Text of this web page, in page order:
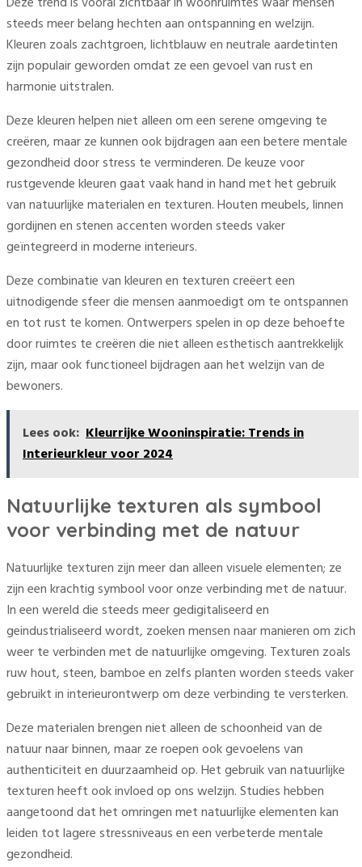
steeds meer belang hechten aan ontspanning en welzijn.
Kleuren zoals zachtgroen, lichtblauw en neutrale aardetinten
zijn populair geworden omdat ze een gevoel van rust en
harmonie uitstralen.
Deze kleuren helpen niet alleen om een serene omgeving te
creëren, maar ze kunnen ook bijdragen aan een betere mentale
gezondheid door stress te verminderen. De keuze voor
rustgevende kleuren gaat vaak hand in hand met het gebruik
van natuurlijke materialen en texturen. Houten meubels, linnen
gordijnen en stenen accenten worden steeds vaker
geïntegreerd in moderne interieurs.
Deze combinatie van kleuren en texturen creëert een
uitnodigende sfeer die mensen aanmoedigt om te ontspannen
en tot rust te komen. Ontwerpers spelen in op deze behoefte
door ruimtes te creëren die niet alleen esthetisch aantrekkelijk
zijn, maar ook functioneel bijdragen aan het welzijn van de
bewoners.
Lees ook: Kleurrijke Wooninspiratie: Trends in
Interieurkleur voor 2024
Natuurlijke texturen als symbool
voor verbinding met de natuur
Natuurlijke texturen zijn meer dan alleen visuele elementen; ze
zijn een krachtig symbool voor onze verbinding met de natuur.
In een wereld die steeds meer gedigitaliseerd en
geindustrialiseerd wordt, zoeken mensen naar manieren om zich
weer te verbinden met de natuurlijke omgeving. Texturen zoals
ruw hout, steen, bamboe en zelfs planten worden steeds vaker
gebruikt in interieurontwerp om deze verbinding te versterken.
Deze materialen brengen niet alleen de schoonheid van de
natuur naar binnen, maar ze roepen ook gevoelens van
authenticiteit en duurzaamheid op. Het gebruik van natuurlijke
texturen heeft ook invloed op ons welzijn. Studies hebben
aangetoond dat het omringen met natuurlijke elementen kan
leiden tot lagere stressniveaus en een verbeterde mentale
gezondheid.